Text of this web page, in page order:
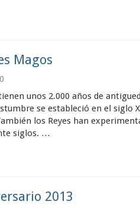
Magos
0
unos 2.000 años de
se estableció en el siglo
los Reyes han
siglos. …
2013